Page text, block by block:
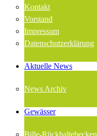
Kontakt
Vorstand
Impressum
Datenschutzerklärung
Aktuelle News
News Archiv
Gewässer
Bille-Rückhaltebecken